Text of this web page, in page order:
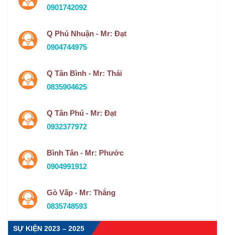
0901742092
Q Phú Nhuận - Mr: Đạt
0904744975
Q Tân Bình - Mr: Thái
0835904625
Q Tân Phú - Mr: Đạt
0932377972
Bình Tân - Mr: Phước
0904991912
Gò Vấp - Mr: Thắng
0835748593
SỰ KIỆN 2023 – 2025